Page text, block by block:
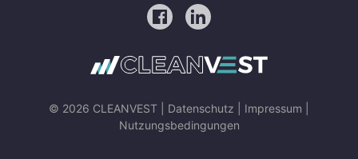
FacebookLinkedIn
© 2026 CLEANVEST | Datenschutz Impressum
Nutzungsbedingungen